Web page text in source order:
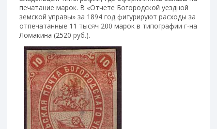
печатание марок. В «Отчете Богородской уездной
земской управы» за 1894 год фигурируют расходы за
отпечатанные 11 тысяч 200 марок в типографии г-на
Ломакина (2520 руб.).